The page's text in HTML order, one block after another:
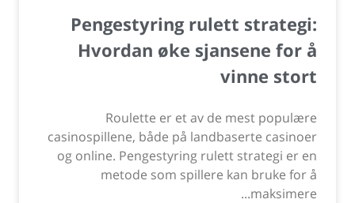
Pengestyring rulett strategi:
Hvordan øke sjansene for å
vinne stort
Roulette er et av de mest populære
casinospillene, både på landbaserte casinoer
og online. Pengestyring rulett strategi er en
metode som spillere kan bruke for å
maksimere...